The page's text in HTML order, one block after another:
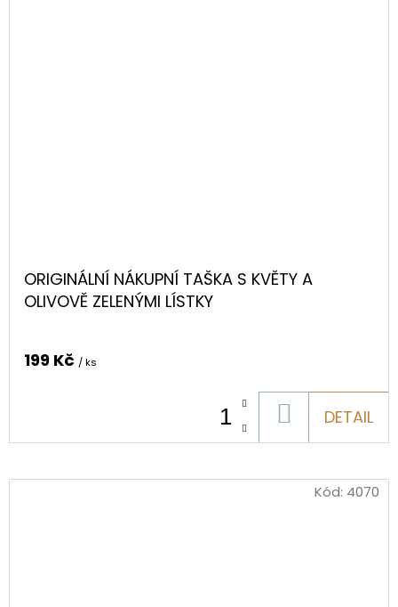
ORIGINÁLNÍ NÁKUPNÍ TAŠKA S KVĚTY A
OLIVOVĚ ZELENÝMI LÍSTKY
199 Kč / ks
KOŠÍKU
DETAIL
Kód: 4070